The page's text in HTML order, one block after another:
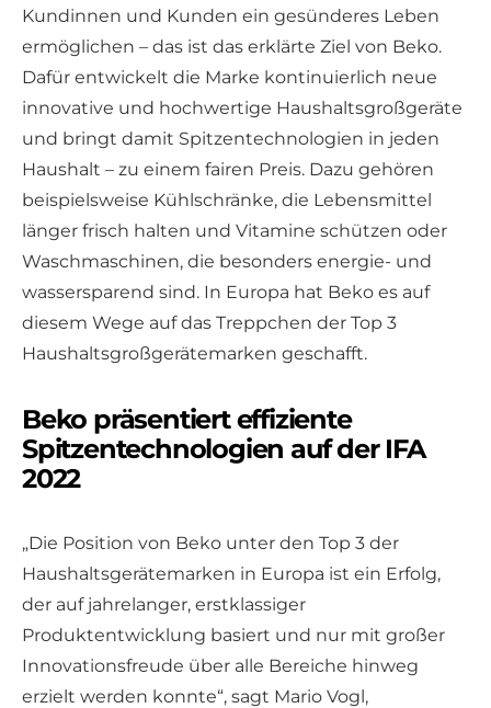
Kundinnen und Kunden ein gesünderes Leben
ermöglichen – das ist das erklärte Ziel von Beko.
Dafür entwickelt die Marke kontinuierlich neue
innovative und hochwertige Haushaltsgroßgeräte
und bringt damit Spitzentechnologien in jeden
Haushalt – zu einem fairen Preis. Dazu gehören
beispielsweise Kühlschränke, die Lebensmittel
länger frisch halten und Vitamine schützen oder
Waschmaschinen, die besonders energie- und
wassersparend sind. In Europa hat Beko es auf
diesem Wege auf das Treppchen der Top 3
Haushaltsgroßgerätemarken geschafft.
Beko präsentiert effiziente
Spitzentechnologien auf der IFA
2022
„Die Position von Beko unter den Top 3 der
Haushaltsgerätemarken in Europa ist ein Erfolg,
der auf jahrelanger, erstklassiger
Produktentwicklung basiert und nur mit großer
Innovationsfreude über alle Bereiche hinweg
erzielt werden konnte“, sagt Mario Vogl,